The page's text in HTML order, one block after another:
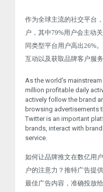
作为全球主流的社交平台
户，其中79%用户会主动
同类型平台用户高出26%
互动以及获取品牌客户服
As the world's
million profitable daily
actively follow the brand
browsing advertisements
Twitter is an important
brands, interact with
service.
如何让品牌推文在数亿用
户的注意力？推特广告提
最佳广告内容，准确投放